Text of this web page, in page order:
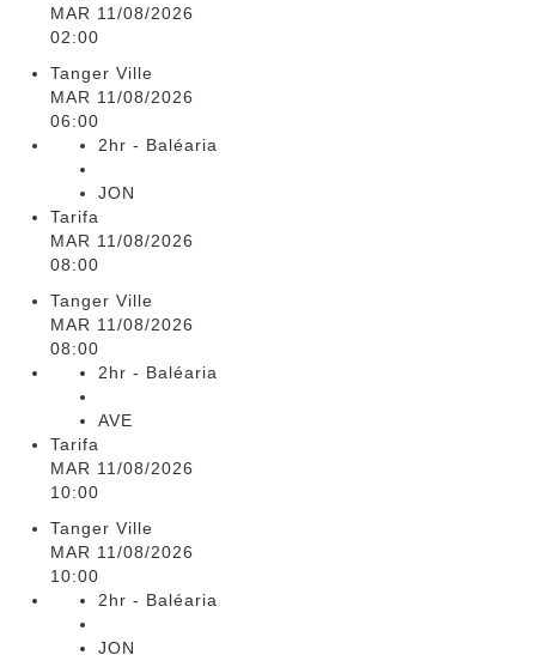
MAR 11/08/2026
02:00
Tanger Ville
MAR 11/08/2026
06:00
2hr - Baléaria
JON
Tarifa
MAR 11/08/2026
08:00
Tanger Ville
MAR 11/08/2026
08:00
2hr - Baléaria
AVE
Tarifa
MAR 11/08/2026
10:00
Tanger Ville
MAR 11/08/2026
10:00
2hr - Baléaria
JON